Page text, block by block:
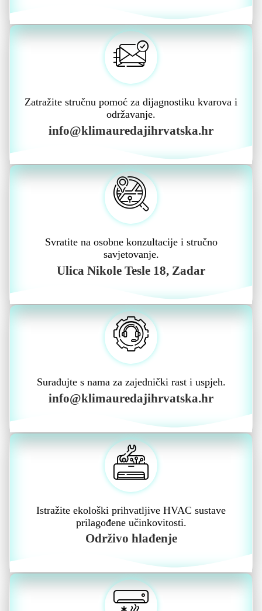
Zatražite stručnu pomoć za dijagnostiku kvarova i
održavanje.
info@klimauredajihrvatska.hr
Svratite na osobne konzultacije i stručno
savjetovanje.
Ulica Nikole Tesle 18, Zadar
Surađujte s nama za zajednički rast i uspjeh.
info@klimauredajihrvatska.hr
Istražite ekološki prihvatljive HVAC sustave
prilagođene učinkovitosti.
Održivo hlađenje